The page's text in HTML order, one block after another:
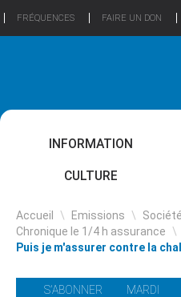
FRÉQUENCES FAIRE UN DON
INFORMATION
CULTURE
Accueil \ Emissions \ Société
Chronique le 1/4 h assurance \
Puis je m'assurer contre la
S'ABONNER
MARDI